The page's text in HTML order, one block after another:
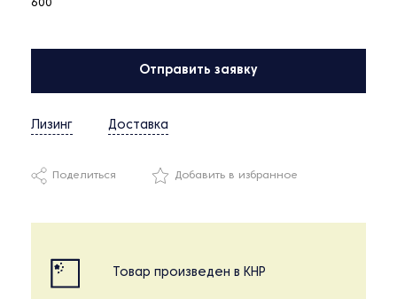
600
Отправить заявку
Лизинг Доставка
Поделиться Добавить в избранное
Товар произведен в КНР